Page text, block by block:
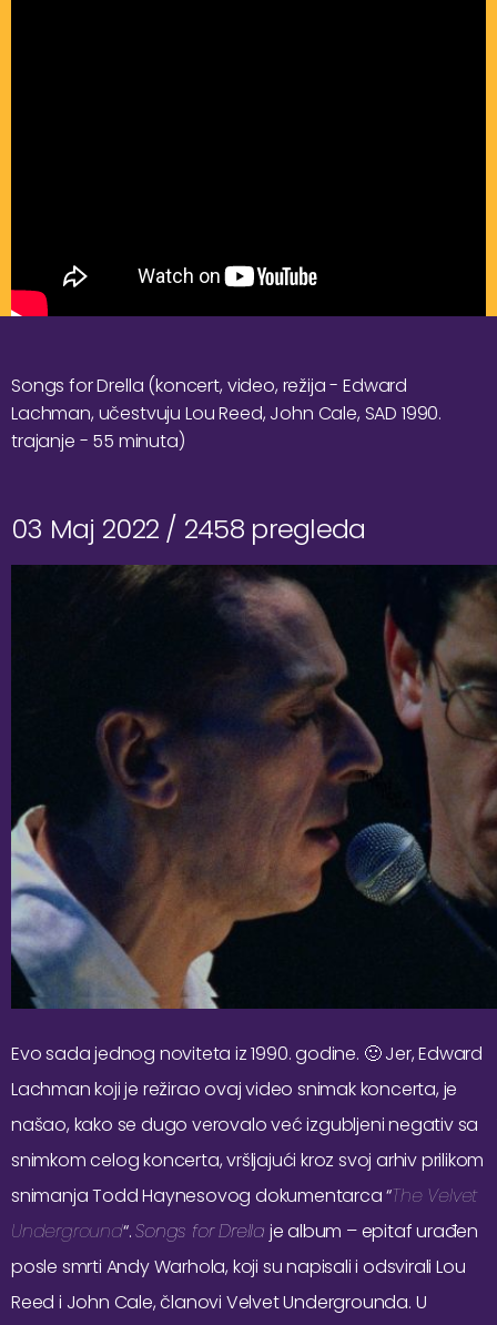
Songs for Drella (koncert, video, režija - Edward
Lachman, učestvuju Lou Reed, John Cale, SAD 1990.
trajanje - 55 minuta)
03 Maj 2022 / 2458 pregleda
Evo sada jednog noviteta iz 1990. godine. 🙂 Jer, Edward
Lachman koji je režirao ovaj video snimak koncerta, je
našao, kako se dugo verovalo već izgubljeni negativ sa
snimkom celog koncerta, vršljajući kroz svoj arhiv prilikom
snimanja Todd Haynesovog dokumentarca “The Velvet
Underground“.Songs for Drella je album – epitaf urađen
posle smrti Andy Warhola, koji su napisali i odsvirali Lou
Reed i John Cale, članovi Velvet Undergrounda. U